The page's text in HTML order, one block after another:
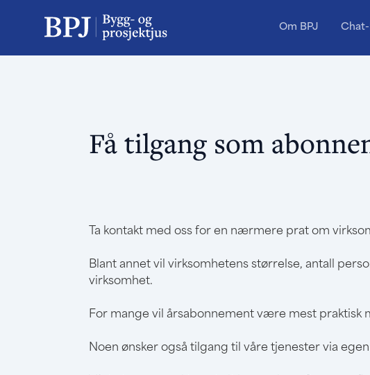
Om BPJ Chat-
Få tilgang som
Ta kontakt med oss for en nærmere prat om
Blant annet vil virksomhetens størrelse, antall
virksomhet.
For mange vil årsabonnement være mest
Noen ønsker også tilgang til våre tjenester via